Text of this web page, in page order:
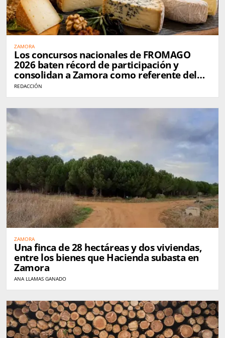
ZAMORA
Los concursos nacionales de FROMAGO
2026 baten récord de participación y
consolidan a Zamora como referente del
queso en España
REDACCIÓN
ZAMORA
Una finca de 28 hectáreas y dos viviendas,
entre los bienes que Hacienda subasta en
Zamora
ANA LLAMAS GANADO